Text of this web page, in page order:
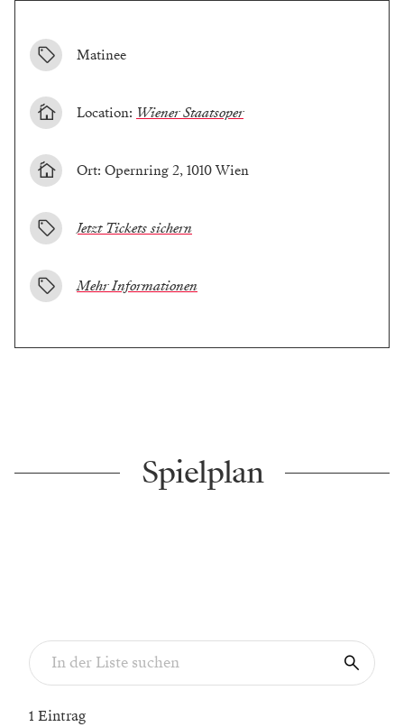
Matinee
Location: Wiener Staatsoper
Ort: Opernring 2, 1010 Wien
Jetzt Tickets sichern
Mehr Informationen
Spielplan
1 Eintrag